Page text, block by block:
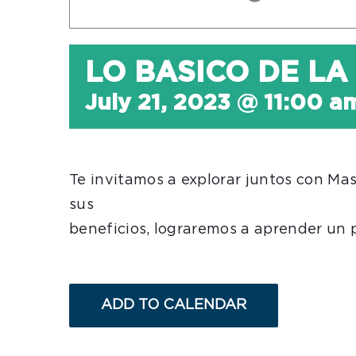
LO BASICO DE
July 21, 2023 @ 11:00
Te invitamos a explorar juntos con
sus
beneficios, lograremos a aprender un
ADD TO CALENDAR